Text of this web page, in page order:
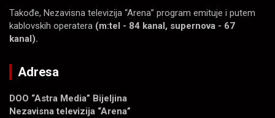
Takođe, Nezavisna televizija “Arena” program emituje i putem
kablovskih operatera (m:tel - 84 kanal, supernova - 67
kanal).
Adresa
DOO “Astra Media” Bijeljina
Nezavisna televizija “Arena”